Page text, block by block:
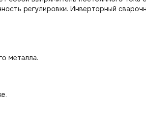
регулировки. Инверторный
металла.